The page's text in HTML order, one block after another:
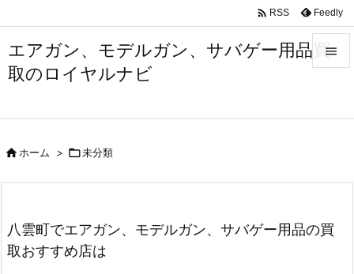
エアガン、モデルガン、サバゲー用品買
取のロイヤルナビ


前へ
次へ
 RSS Feedly
ホーム > 未分類
八雲町でエアガン、モデルガン、サバゲー用品の買
取おすすめ店は